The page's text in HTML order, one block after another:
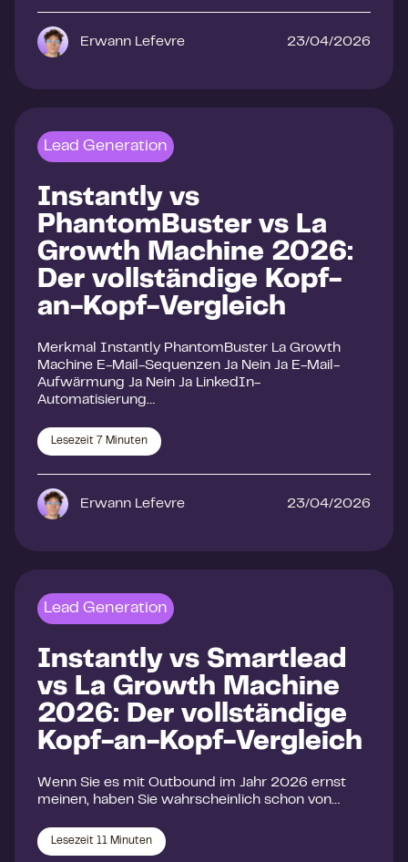
Erwann Lefevre 23/04/2026
Lead Generation
Instantly vs
PhantomBuster vs La
Growth Machine 2026:
Der vollständige Kopf-
an-Kopf-Vergleich
Merkmal Instantly PhantomBuster La Growth
Machine E-Mail-Sequenzen Ja Nein Ja E-Mail-
Aufwärmung Ja Nein Ja LinkedIn-
Automatisierung…
Lesezeit 7 Minuten
Erwann Lefevre 23/04/2026
Lead Generation
Instantly vs Smartlead
vs La Growth Machine
2026: Der vollständige
Kopf-an-Kopf-Vergleich
Wenn Sie es mit Outbound im Jahr 2026 ernst
meinen, haben Sie wahrscheinlich schon von…
Lesezeit 11 Minuten